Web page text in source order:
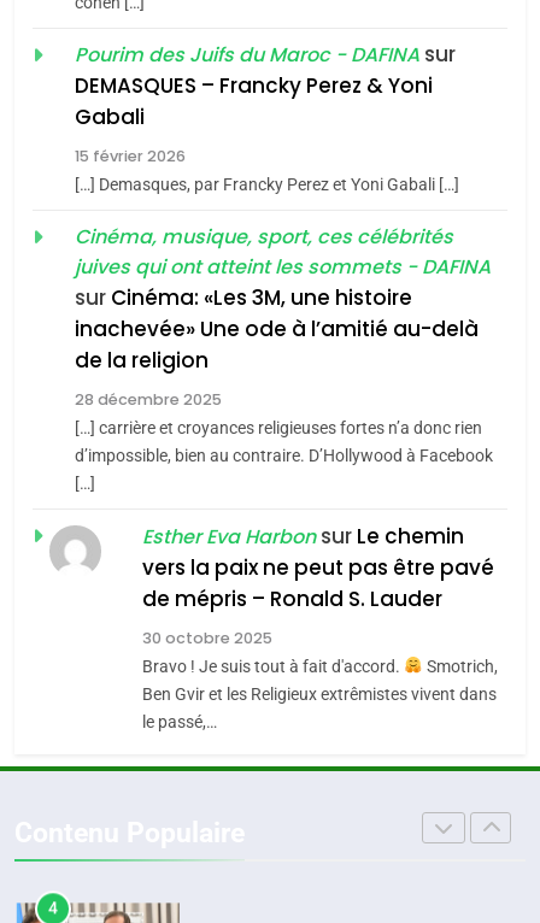
Tout sur la Nostalgie
SOUVENIRS
Accords d’Isaac:
l’alliance pourrait
s’étendre à 13 pays
d’Amérique latine
ISRAÉL JUDAISME
meurtrière selon le
rapport d’ADL contre
l’antisémitisme
FRANCE ISRAÉL
FIÈRE, DIGNE ET RÉSILIENTE :
POURQUOI JE REVENDIQUE
MA JUDAÏTE par Thérèse
Zrihen-Dvir
ISRAÉL JUDAISME
CE QUI NOUS MANQUE –
Jacques Hadida
Maroc : Les amandes de
Pourim des Juifs du Maroc - DAFINA sur
DEMASQUES – Francky Perez & Yoni
Gabali
15 février 2026
[…] Demasques, par Francky Perez et Yoni Gabali […]
Cinéma, musique, sport, ces célébrités
juives qui ont atteint les sommets - DAFINA
sur Cinéma: «Les 3M, une histoire
inachevée» Une ode à l’amitié au-delà
de la religion
28 décembre 2025
[…] carrière et croyances religieuses fortes n’a donc rien
d’impossible, bien au contraire. D’Hollywood à Facebook
[…]
Esther Eva Harbonsur Le chemin
vers la paix ne peut pas être pavé
de mépris – Ronald S. Lauder
30 octobre 2025
Bravo ! Je suis tout à fait d'accord.
Smotrich,
Ben Gvir et les Religieux extrêmistes vivent dans
le passé,…
MA JUDAÏTE par Thérèse
Zrihen-Dvir
ISRAÉL JUDAISME
Jacques Hadida
Maroc : Les amandes de
Tafraout, le miel de Tadla
Azilal consacrés produits
du terroir
DAFINA
Oeil ravageur – Vanessa De
CINEMA ISRAÉL
«Tu dis génocide, je dis
guerre»: La nouvelle
chanson de Boy George
ISRAÉL JUDAISME
4